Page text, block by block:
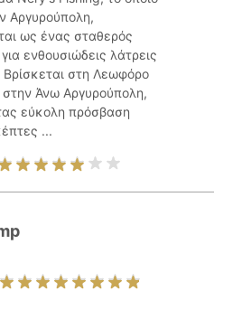
Αργυρούπολη,
ως ένας σταθερός
ενθουσιώδεις λάτρεις
Βρίσκεται στη Λεωφόρο
στην Άνω Αργυρούπολη,
εύκολη πρόσβαση
...